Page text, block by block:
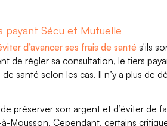
Sécu et Mutuelle
d’avancer ses frais de santé s'ils
de régler sa consultation, le tiers
santé selon les cas. Il n’y a plus de
préserver son argent et d’éviter de
Mousson. Cependant, certains